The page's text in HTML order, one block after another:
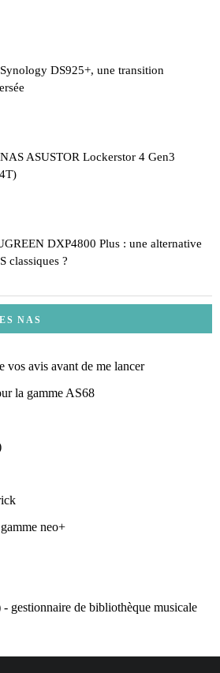
DS925+, une transition
ASUSTOR Lockerstor 4 Gen3
DXP4800 Plus : une alternative
classiques ?
NAS
vos avis avant de me lancer
la gamme AS68
neo+
gestionnaire de bibliothèque musicale